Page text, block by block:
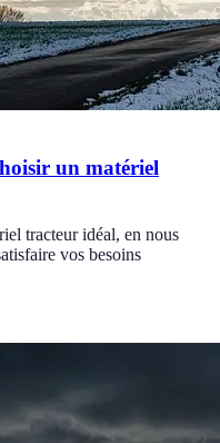
un matériel
tracteur idéal, en nous
vos besoins